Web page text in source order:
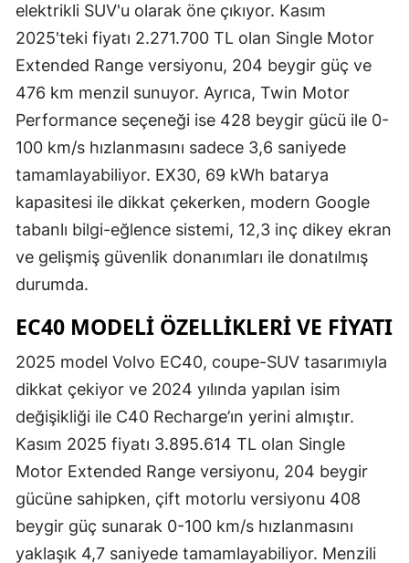
elektrikli SUV'u olarak öne çıkıyor. Kasım
2025'teki fiyatı 2.271.700 TL olan Single Motor
Extended Range versiyonu, 204 beygir güç ve
476 km menzil sunuyor. Ayrıca, Twin Motor
Performance seçeneği ise 428 beygir gücü ile 0-
100 km/s hızlanmasını sadece 3,6 saniyede
tamamlayabiliyor. EX30, 69 kWh batarya
kapasitesi ile dikkat çekerken, modern Google
tabanlı bilgi-eğlence sistemi, 12,3 inç dikey ekran
ve gelişmiş güvenlik donanımları ile donatılmış
durumda.
EC40 MODELI ÖZELLIKLERI VE FIYATI
2025 model Volvo EC40, coupe-SUV tasarımıyla
dikkat çekiyor ve 2024 yılında yapılan isim
değişikliği ile C40 Recharge’ın yerini almıştır.
Kasım 2025 fiyatı 3.895.614 TL olan Single
Motor Extended Range versiyonu, 204 beygir
gücüne sahipken, çift motorlu versiyonu 408
beygir güç sunarak 0-100 km/s hızlanmasını
yaklaşık 4,7 saniyede tamamlayabiliyor. Menzili